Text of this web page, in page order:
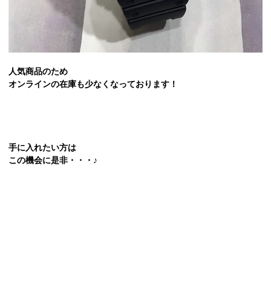
人気商品のため
オンラインの在庫も少なくなっております！
手に入れたい方は
この機会に是非・・・♪